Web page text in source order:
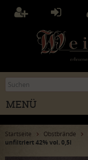
MENÜ
Startseite Obstbrände
unfiltriert 42% vol. 0,5l